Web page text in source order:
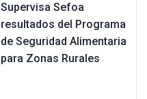
Supervisa Sefoa
resultados del Programa
de Seguridad Alimentaria
para Zonas Rurales